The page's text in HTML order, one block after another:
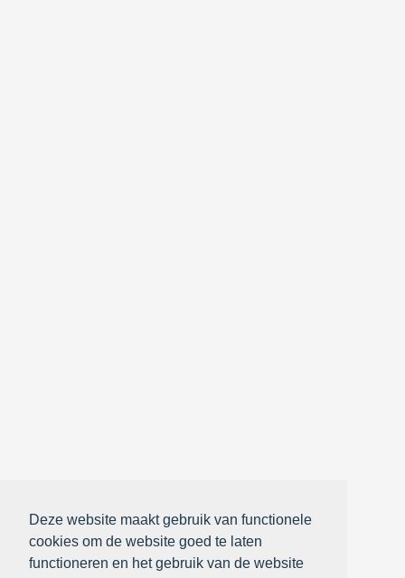
Deze website maakt gebruik van functionele
cookies om de website goed te laten
functioneren en het gebruik van de website